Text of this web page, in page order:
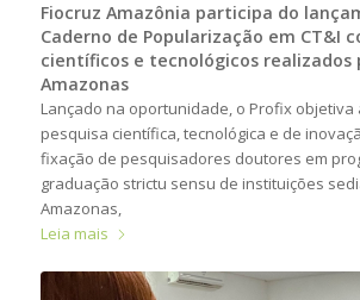
Fiocruz Amazônia participa do
Caderno de Popularização em CT&I
científicos e tecnológicos realizados
Amazonas
Lançado na oportunidade, o Profix
pesquisa científica, tecnológica e de
fixação de pesquisadores doutores em
graduação strictu sensu de instituições
Amazonas,
Leia mais